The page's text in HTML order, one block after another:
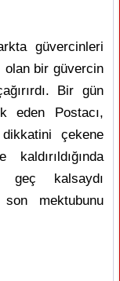
güvercinleri
olan bir güvercin
Bir gün
eden Postacı,
çekene
geç kalsaydı
son mektubunu